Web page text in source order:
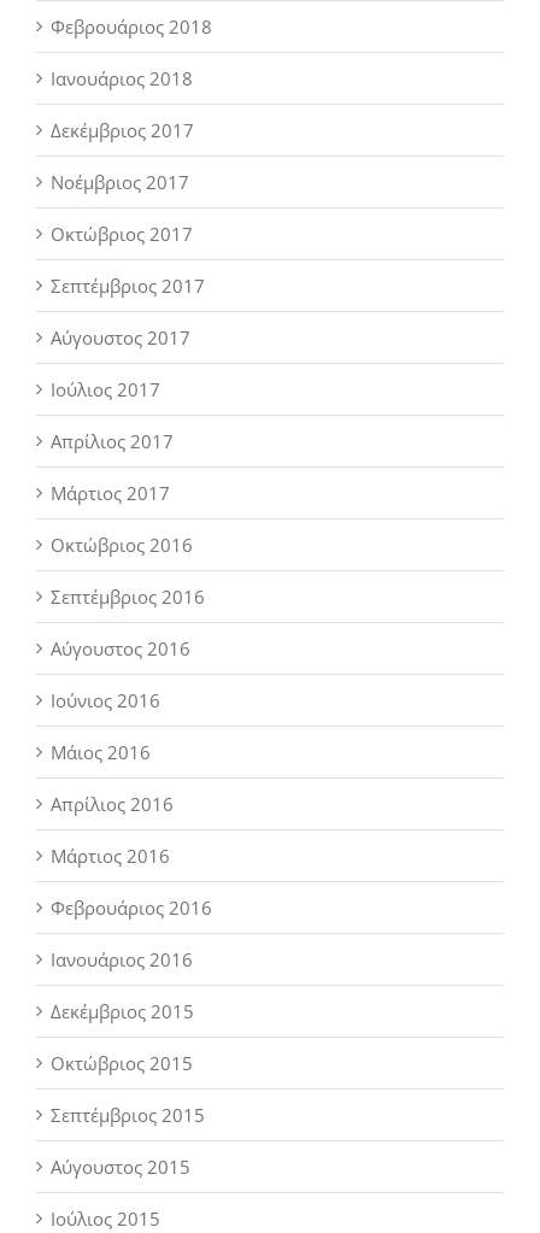
Φεβρουάριος 2018
Ιανουάριος 2018
Δεκέμβριος 2017
Νοέμβριος 2017
Οκτώβριος 2017
Σεπτέμβριος 2017
Αύγουστος 2017
Ιούλιος 2017
Απρίλιος 2017
Μάρτιος 2017
Οκτώβριος 2016
Σεπτέμβριος 2016
Αύγουστος 2016
Ιούνιος 2016
Μάιος 2016
Απρίλιος 2016
Μάρτιος 2016
Φεβρουάριος 2016
Ιανουάριος 2016
Δεκέμβριος 2015
Οκτώβριος 2015
Σεπτέμβριος 2015
Αύγουστος 2015
Ιούλιος 2015